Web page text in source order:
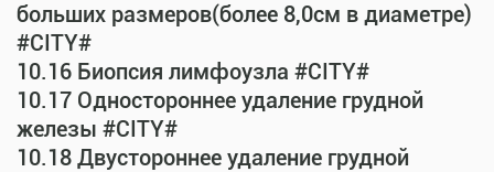
больших размеров(более 8,0см в диаметре)
#CITY#
10.16 Биопсия лимфоузла #CITY#
10.17 Одностороннее удаление грудной
железы #CITY#
10.18 Двустороннее удаление грудной